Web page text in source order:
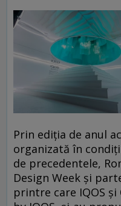
Prin ediția de anul
organizată în
de precedentele,
Design Week și
printre care IQOS